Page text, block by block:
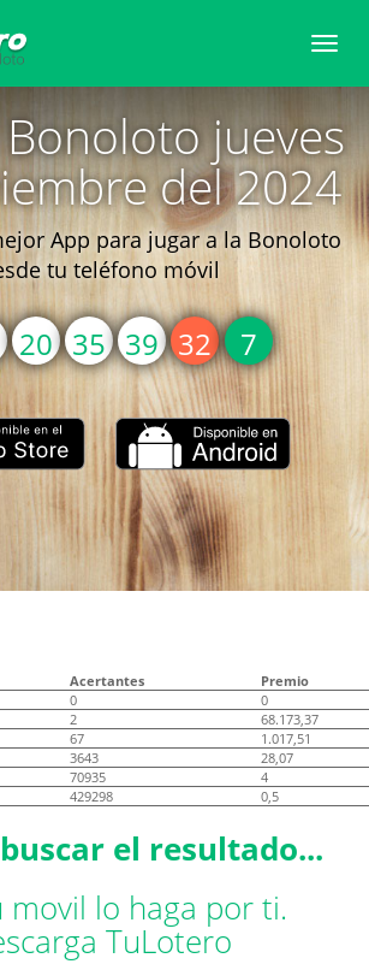
jueves
del 2024
App para jugar a la Bonoloto
tu teléfono móvil
20 35 39 32 7
Acertantes
Premio
0
0
2
68.173,37
67
1.017,51
3643
28,07
70935
4
429298 0,5
el resultado...
movil lo haga por ti.
TuLotero